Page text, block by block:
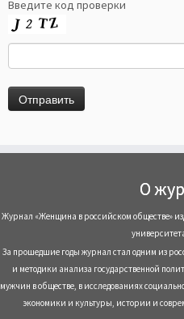
Введите код проверки
О
Журнал «Женщина в российском обществе»
За прошедшие годы журнал стал одним из
и методики анализа государственной
мужчин в обществе, в исследованиях
экономики и культуры, истории и